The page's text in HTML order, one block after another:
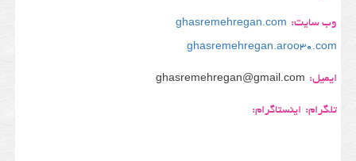
وب سایت: ghasremehregan.com
ghasremehregan.aroo30.com
ایمیل: ghasremehregan@gmail.com
تلگرام: اینستاگرام: